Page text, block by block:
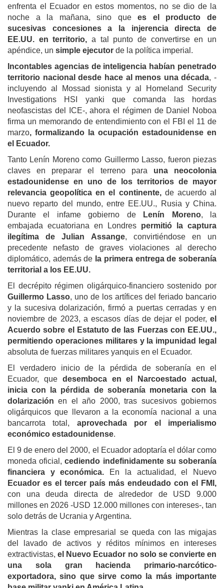
enfrenta el Ecuador en estos momentos, no se dio de la
noche a la mañana, sino quees el producto de
sucesivas concesiones a la injerencia directa de
EE.UU. en territorio, a tal punto de convertirse en un
apéndice, un simple ejecutor de la política imperial.
Incontables agencias de inteligencia habían penetrado
territorio nacional desde hace al menos una década, -
incluyendo al Mossad sionista y al Homeland Security
Investigations HSI yanki que comanda las hordas
neofascistas del ICE-, ahora el régimen de Daniel Noboa
firma un memorando de entendimiento con el FBI el 11 de
marzo, formalizando la ocupación estadounidense en
el Ecuador.
Tanto Lenín Moreno como Guillermo Lasso, fueron piezas
claves en preparar el terreno para una neocolonia
estadounidense en uno de los territorios de mayor
relevancia geopolítica en el continente,de acuerdo al
nuevo reparto del mundo, entre EE.UU., Rusia y China.
Durante el infame gobierno de
Lenín Moreno, la
embajada ecuatoriana en Londres permitió la captura
ilegítima de Julian Assange, convirtiéndose en un
precedente nefasto de graves violaciones al derecho
diplomático, además de la primera entrega de soberanía
territorial a los EE.UU.
El decrépito régimen oligárquico-financiero sostenido por
Guillermo Lasso, uno de los artífices del feriado bancario
y la sucesiva dolarización, firmó a puertas cerradas y en
noviembre de 2023, a escasos días de dejar el poder, el
Acuerdo sobre el Estatuto de las Fuerzas con EE.UU.,
permitiendo operaciones militares y la impunidad legal
absoluta de fuerzas militares yanquis en el Ecuador.
El verdadero inicio de la pérdida de soberanía en el
Ecuador, que desemboca en el Narcoestado actual,
inicia con la pérdida de soberanía monetaria con la
dolarización en el año 2000, tras sucesivos gobiernos
oligárquicos que llevaron a la economía nacional a una
bancarrota total, aprovechada por el imperialismo
económico estadounidense.
El 9 de enero del 2000, el Ecuador adoptaría el dólar como
moneda oficial,cediendo indefinidamente su soberanía
financiera y económica.
En la actualidad, el Nuevo
Ecuador es el tercer país más endeudado con el FMI,
con una deuda directa de alrededor de USD 9.000
millones en 2026 -USD 12.000 millones con intereses-, tan
solo detrás de Ucrania y Argentina.
Mientras la clase empresarial se queda con las migajas
del lavado de activos y réditos mínimos en intereses
extractivistas,el Nuevo Ecuador no solo se convierte en
una sola gran hacienda primario-narcótico-
exportadora, sino que sirve como la más importante